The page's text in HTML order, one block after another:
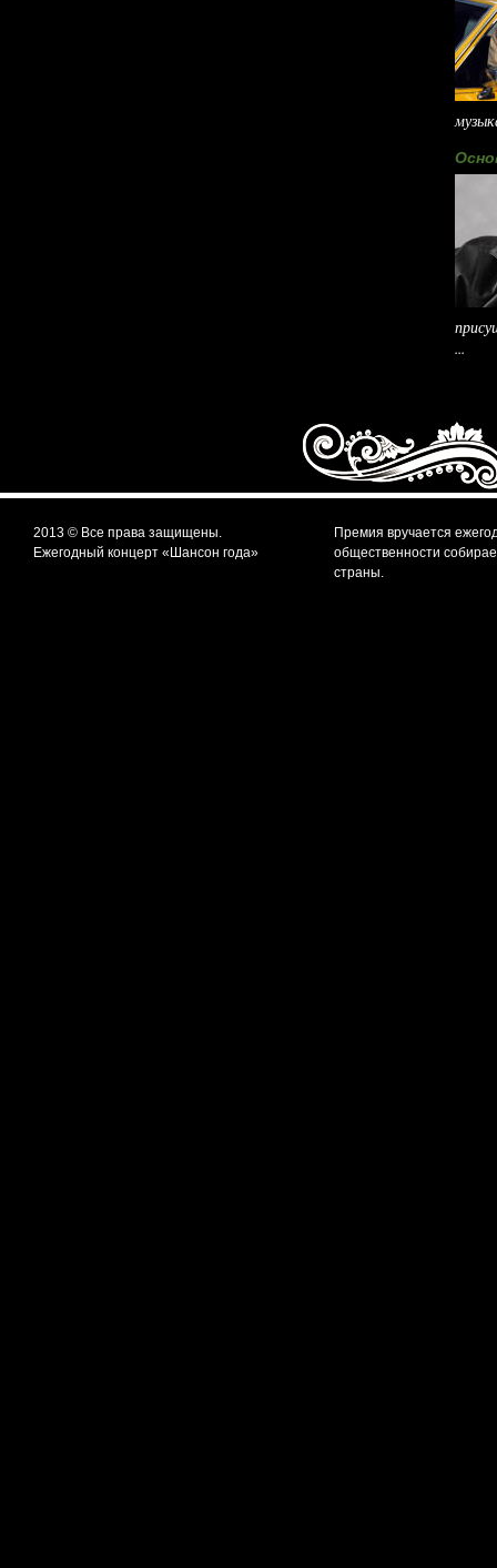
...
2013 © Все права защищены.
Ежегодный концерт «Шансон года»
Премия вручается
общественности
страны.